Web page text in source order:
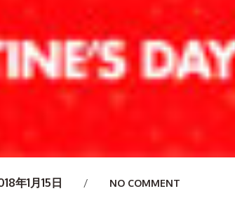
年1月15日 NO COMMENT